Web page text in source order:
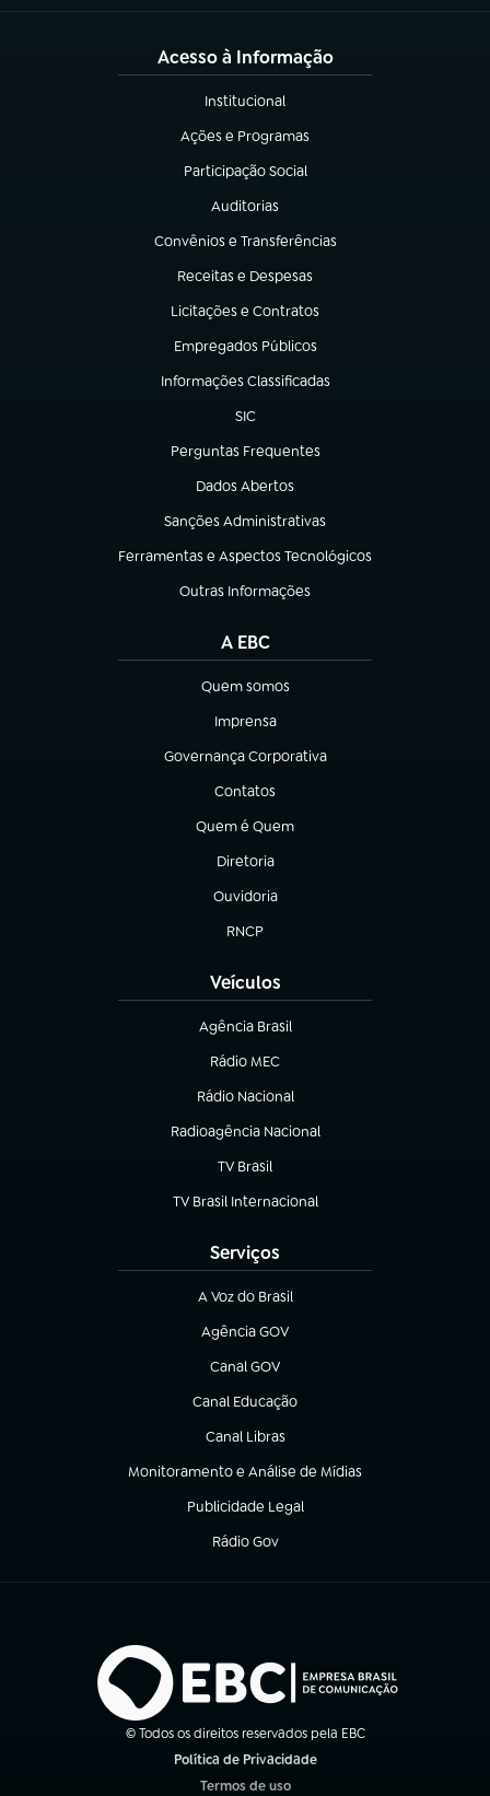
Acesso à Informação
Institucional
(abre em nova aba)
Ações e Programas
(abre em nova aba)
Participação Social
(abre em nova aba)
Auditorias
(abre em nova aba)
Convênios e Transferências
(abre em nova aba)
Receitas e Despesas
(abre em nova aba)
Licitações e Contratos
(abre em nova aba)
Empregados Públicos
(abre em nova aba)
Informações Classificadas
(abre em nova aba)
SIC
(abre em nova aba)
Perguntas Frequentes
(abre em nova aba)
Dados Abertos
(abre em nova aba)
Sanções Administrativas
(abre em nova aba)
Ferramentas e Aspectos Tecnológicos
(abre em nova aba)
Outras Informações
(abre em nova aba)
A EBC
Quem somos
(abre em nova aba)
Imprensa
(abre em nova aba)
Governança Corporativa
(abre em nova aba)
Contatos
(abre em nova aba)
Quem é Quem
(abre em nova aba)
Diretoria
(abre em nova aba)
Ouvidoria
(abre em nova aba)
RNCP
(abre em nova aba)
Veículos
Agência Brasil
(abre em nova aba)
Rádio MEC
(abre em nova aba)
Rádio Nacional
Radioagência Nacional
(abre em nova aba)
TV Brasil
(abre em nova aba)
TV Brasil Internacional
(abre em nova aba)
Serviços
A Voz do Brasil
(abre em nova aba)
Agência GOV
(abre em nova aba)
Canal GOV
(abre em nova aba)
Canal Educação
(abre em nova aba)
Canal Libras
(abre em nova aba)
Monitoramento e Análise de Mídias
(abre em nova aba)
Publicidade Legal
(abre em nova aba)
Rádio Gov
(abre em nova aba)
© Todos os direitos reservados pela EBC
Política de Privacidade
Termos de uso